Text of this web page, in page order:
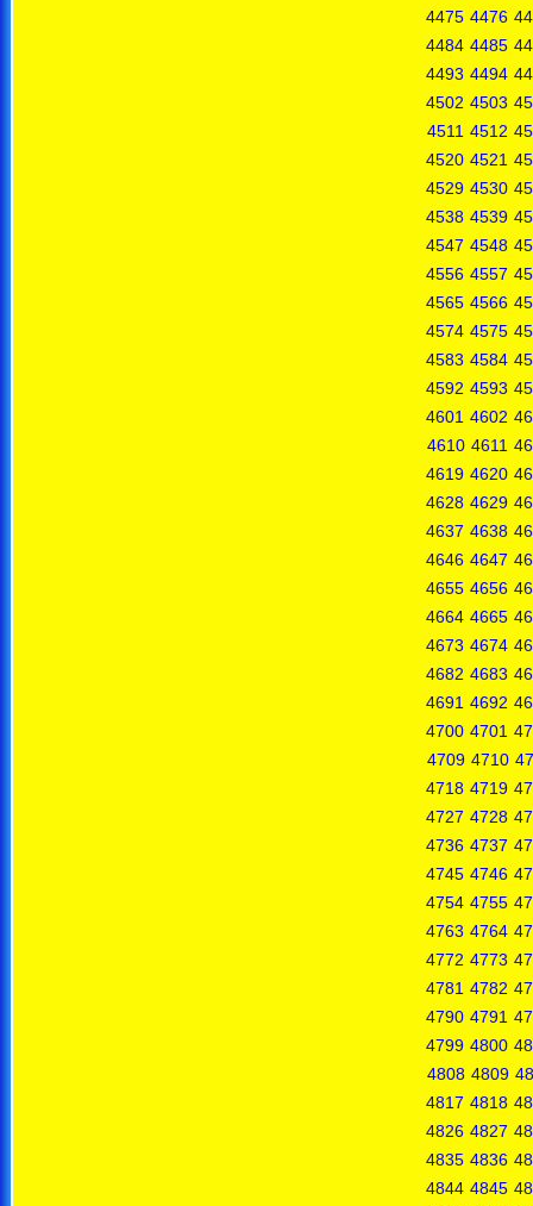
4475 4476
4484 4485
4493 4494
4502 4503
4511 4512
4520 4521
4529 4530
4538 4539
4547 4548
4556 4557
4565 4566
4574 4575
4583 4584
4592 4593
4601 4602
4610 4611
4619 4620
4628 4629
4637 4638
4646 4647
4655 4656
4664 4665
4673 4674
4682 4683
4691 4692
4700 4701
4709 4710
4718 4719
4727 4728
4736 4737
4745 4746
4754 4755
4763 4764
4772 4773
4781 4782
4790 4791
4799 4800
4808 4809
4817 4818
4826 4827
4835 4836
4844 4845